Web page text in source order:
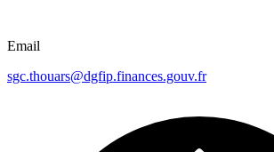
Email
sgc.thouars@dgfip.finances.gouv.fr